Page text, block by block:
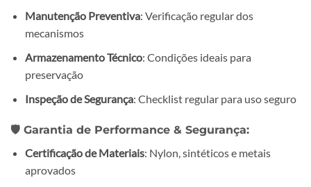
Manutenção Preventiva: Verificação regular dos
mecanismos
Armazenamento Técnico: Condições ideais para
preservação
Inspeção de Segurança: Checklist regular para uso seguro
🛡️ Garantia de Performance & Segurança:
Certificação de Materiais: Nylon, sintéticos e metais
aprovados